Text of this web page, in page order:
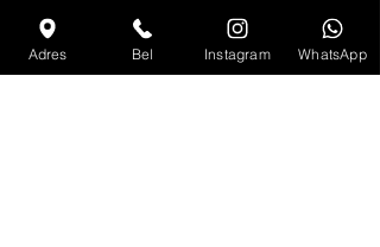
Telefoon
Adres Bel Instagram WhatsApp